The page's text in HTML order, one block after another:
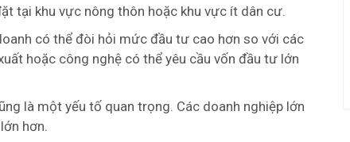
tại khu vực nông thôn hoặc khu vực ít dân cư.
có thể đòi hỏi mức đầu tư cao hơn so với các
hoặc công nghệ có thể yêu cầu vốn đầu tư lớn
là một yếu tố quan trọng. Các doanh nghiệp lớn
hơn.